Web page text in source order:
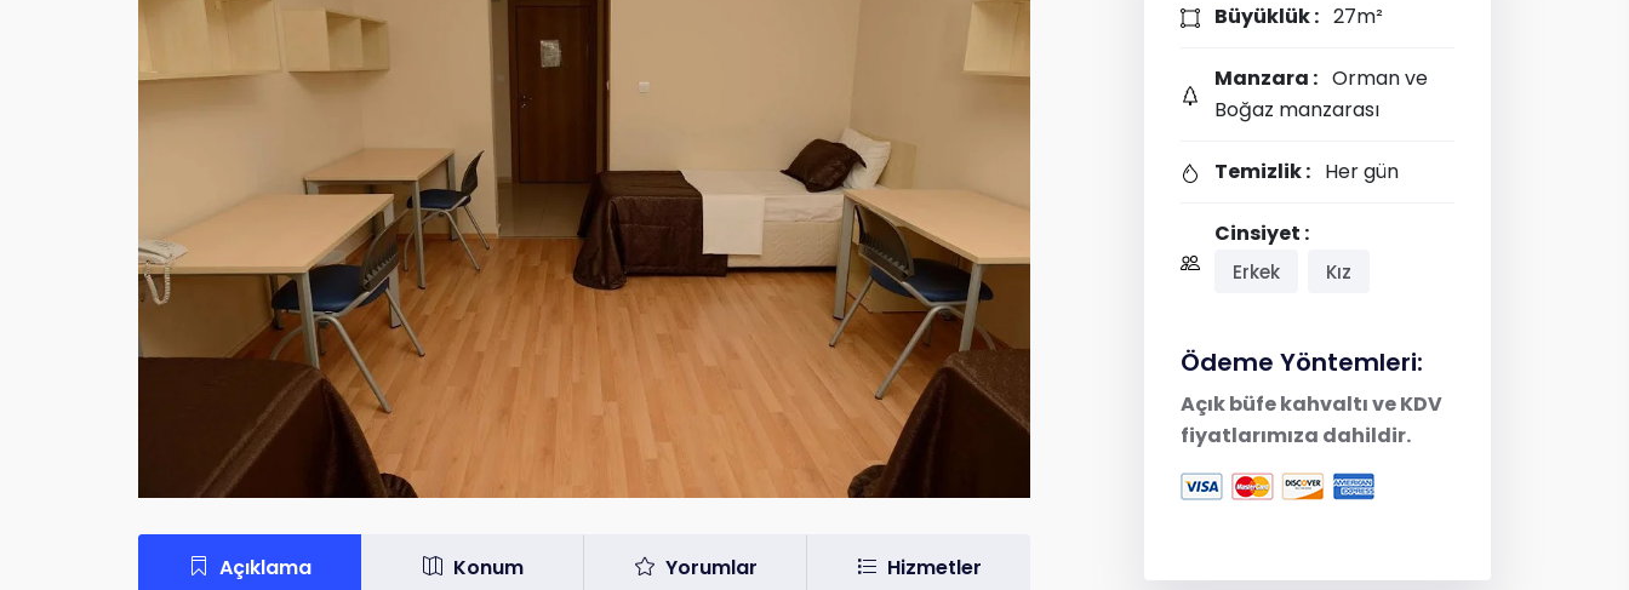
Açıklama Konum Yorumlar Hizmetler
Büyüklük : 27m²
Manzara : Orman ve
Boğaz manzarası
Temizlik : Her gün
Cinsiyet :
Erkek Kız
Ödeme Yöntemleri:
Açık büfe kahvaltı ve KDV
fiyatlarımıza dahildir.